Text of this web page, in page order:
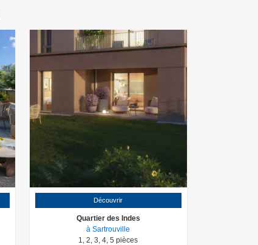
Découvrir
Quartier des Indes
à Sartrouville
1
2 3 4 5 pièces